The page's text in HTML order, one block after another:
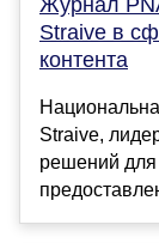
Straive в
контента
Straive,
решений для